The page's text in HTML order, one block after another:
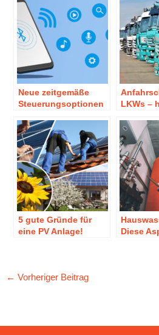
Neue zeitgemäße
Steuerungsoptionen
Apps
LKWs –
5 gute Gründe für
eine PV Anlage!
Diese
← Vorheriger Beitrag